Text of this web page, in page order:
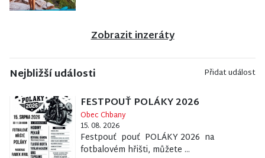
Zobrazit inzeráty
Nejbližší události Přidat událost
FESTPOUŤ POLÁKY 2026
Obec Chbany
15. 08. 2026
Festpouť pouť POLÁKY 2026 na
fotbalovém hřišti, můžete ...